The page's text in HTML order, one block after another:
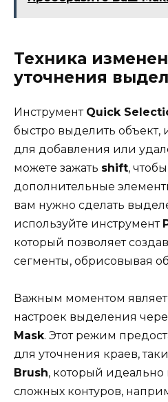
Техника
уточнения
Инструмент Quick
быстро выделить объект,
для добавления или
можете зажать shift,
дополнительные
вам нужно сделать
используйте инструмент
который позволяет
сегменты, обрисовывая
Важным моментом
настроек выделения
Mask. Этот режим
для уточнения краев,
Brush, который идеально
сложных контуров,